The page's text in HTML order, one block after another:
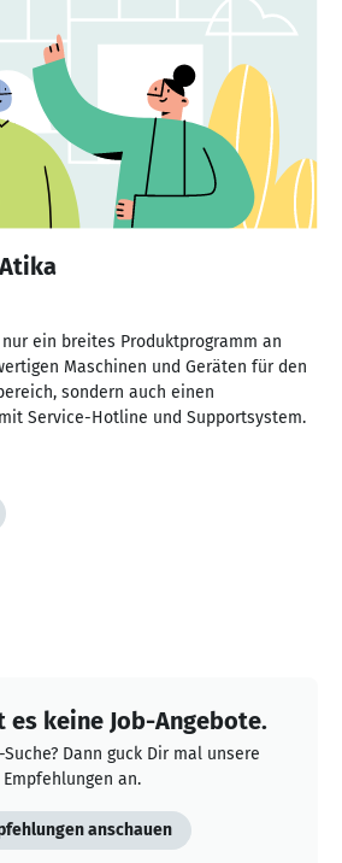
ein breites Produktprogramm an
Maschinen und Geräten für den
sondern auch einen
Service-Hotline und Supportsystem.
keine Job-Angebote.
Dann guck Dir mal unsere
Empfehlungen an.
anschauen